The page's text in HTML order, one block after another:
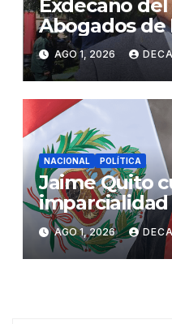
Exdecano
Abogados
propuestas
ciudadana
AGO 1, 2026
NACIONAL POLÍTICA
Jaime Quito
de Ollanta
AGO 1, 2026